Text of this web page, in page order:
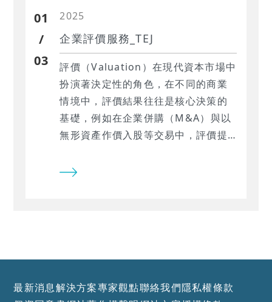
01
/
03
2025
企業評價服務_TEJ
評價（Valuation）在現代資本市場中
扮演著決定性的角色，在不同的商業
情境中，評價結果往往是核心決策的
基礎，例如在企業併購（M&A）與以
無形資產作價入股等交易中，評價提
考依據。 而在財務報導目的下，如收
資源在資本市場的運用效率。
最新消息解決方案專家觀點聯絡我們隱私權條款